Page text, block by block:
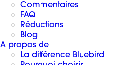
Commentaires
FAQ
Réductions
Blog
A propos de
La différence Bluebird